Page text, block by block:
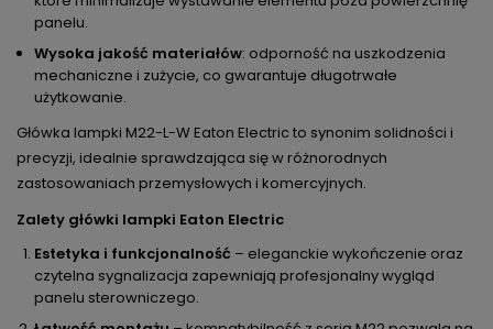
panelu.
Wysoka jakość materiałów: odporność na uszkodzenia
mechaniczne i zużycie, co gwarantuje długotrwałe
użytkowanie.
Główka lampki M22-L-W Eaton Electric to synonim solidności i
precyzji, idealnie sprawdzająca się w różnorodnych
zastosowaniach przemysłowych i komercyjnych.
Zalety główki lampki Eaton Electric
Estetyka i funkcjonalność – eleganckie wykończenie oraz
czytelna sygnalizacja zapewniają profesjonalny wygląd
panelu sterowniczego.